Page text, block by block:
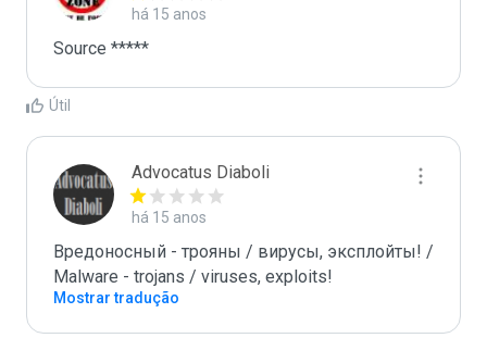
há 15 anos
Source *****
Útil
Advocatus Diaboli
há 15 anos
Вредоносный - трояны / вирусы, эксплойты! /
Malware - trojans / viruses, exploits!
Mostrar tradução